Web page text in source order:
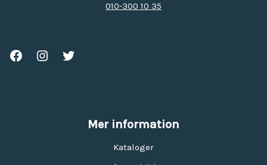
010-300 10 35
Mer information
Kataloger